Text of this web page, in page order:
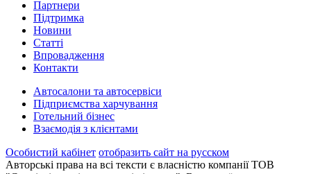
Партнери
Пiдтримка
Новини
Статті
Впровадження
Контакти
Автосалони та автосервіси
Підприємства харчування
Готельний бізнес
Взаємодія з клієнтами
Особистий кабінет отобразить сайт на русском
Авторські права на всі тексти є власністю компанії ТОВ